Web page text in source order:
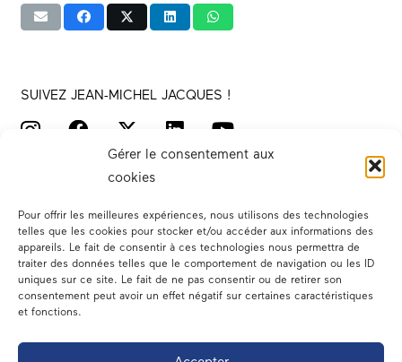
Gérer le consentement aux
cookies
Pour offrir les meilleures expériences, nous utilisons des technologies
telles que les cookies pour stocker et/ou accéder aux informations des
appareils. Le fait de consentir à ces technologies nous permettra de
traiter des données telles que le comportement de navigation ou les ID
uniques sur ce site. Le fait de ne pas consentir ou de retirer son
consentement peut avoir un effet négatif sur certaines caractéristiques
et fonctions.
SUIVEZ JEAN-MICHEL JACQUES !
Votre député
Dans les médias